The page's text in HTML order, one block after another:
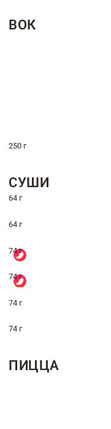
ВОК
250 г
СУШИ
64 г
64 г
74 г
74 г
74 г
74 г
ПИЦЦА